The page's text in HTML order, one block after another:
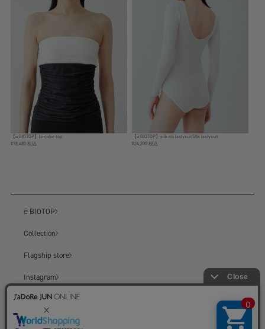
【ё BIOTOP】bi-color top
¥18,480 税込
【ё BIOTOP】silk rib bodysuitSilk bodysuit
¥24,200 税込
ё BIOTOP
Collection
Flagship store
Instagram
BIOTOP
BIOTOP ONLINE